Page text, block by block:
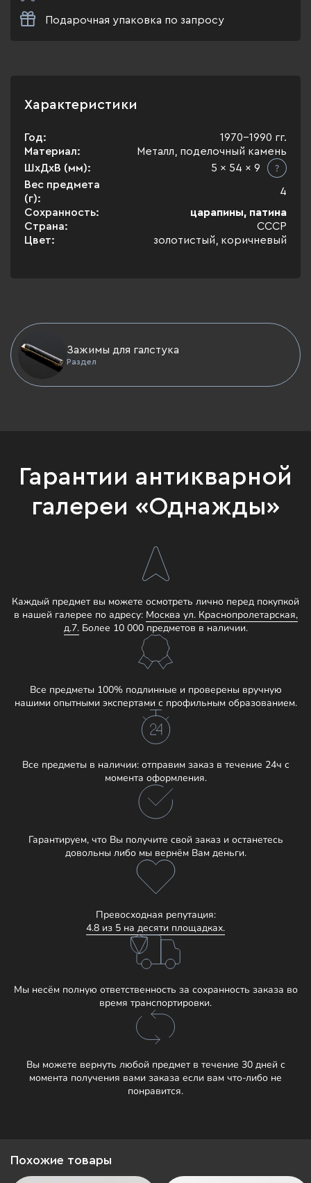
Подарочная упаковка по запросу
Характеристики
Год:
1970-1990 гг.
Материал:
Металл, поделочный камень
ШхДхВ (мм):
5 x 54 x 9
Вес предмета
(г):
4
Сохранность:
царапины, патина
Страна:
СССР
Цвет:
золотистый, коричневый
Зажимы для галстука
Раздел
Гарантии антикварной
галереи «Однажды»
Каждый предмет вы можете осмотреть лично перед покупкой
в нашей галерее по адресу: Москва ул. Краснопролетарская,
д.7.Более 10 000 предметов в наличии.
Все предметы 100% подлинные и проверены вручную
нашими опытными экспертами с профильным образованием.
Все предметы в наличии: отправим заказ в течение 24ч с
момента оформления.
Гарантируем, что Вы получите свой заказ и останетесь
довольны либо мы вернём Вам деньги.
Превосходная репутация:
4.8 из 5 на десяти площадках.
Мы несём полную ответственность за сохранность заказа во
время транспортировки.
Вы можете вернуть любой предмет в течение 30 дней с
момента получения вами заказа если вам что-либо не
понравится.
Похожие товары